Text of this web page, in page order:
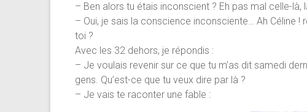
– Ben alors tu étais inconscient ? Eh pas mal celle-là,
– Oui, je sais la conscience inconsciente… Ah Céline
toi ?
Avec les 32 dehors, je répondis :
– Je voulais revenir sur ce que tu m’as dit samedi
gens. Qu’est-ce que tu veux dire par là ?
– Je vais te raconter une fable :